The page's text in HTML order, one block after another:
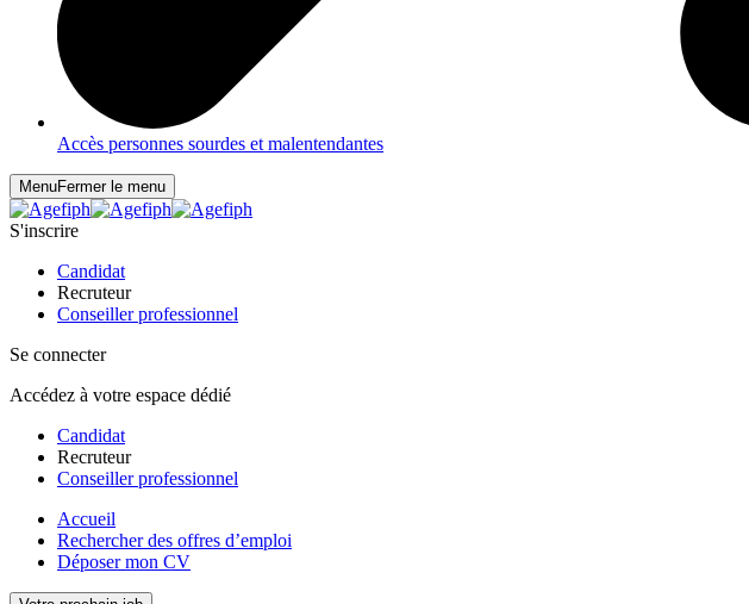
Accès personnes sourdes et malentendantes
MenuFermer le menu
S'inscrire
Candidat
Recruteur
Conseiller professionnel
Se connecter
Accédez à votre espace dédié
Candidat
Recruteur
Conseiller professionnel
Accueil
Rechercher des offres d’emploi
Déposer mon CV